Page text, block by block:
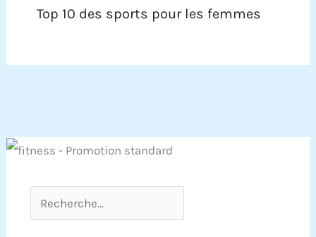
Top 10 des sports pour les femmes